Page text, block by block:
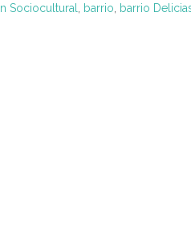
Sociocultural barrio barrio